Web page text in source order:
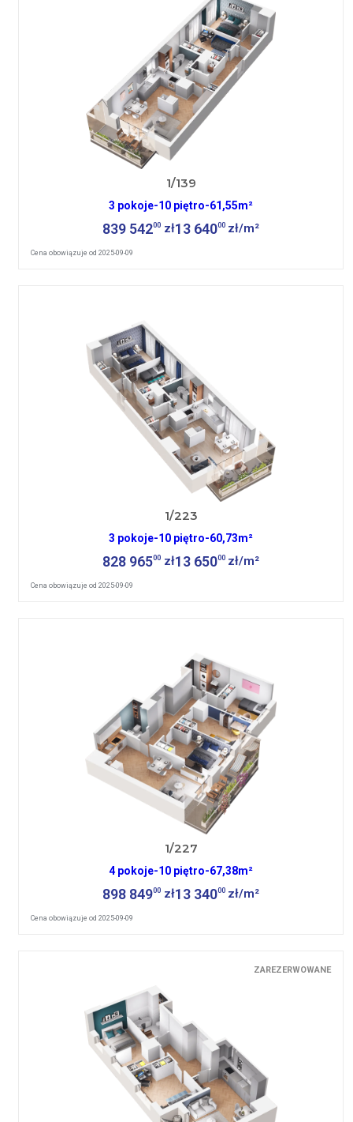
1/139
3 pokoje-10 piętro-61,55m²
839 54200 zł13 64000 zł/m²
Cena obowiązuje od 2025-09-09
1/223
3 pokoje-10 piętro-60,73m²
828 96500 zł13 65000 zł/m²
Cena obowiązuje od 2025-09-09
1/227
4 pokoje-10 piętro-67,38m²
898 84900 zł13 34000 zł/m²
Cena obowiązuje od 2025-09-09
ZAREZERWOWANE